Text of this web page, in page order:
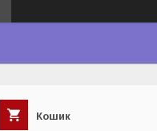
Кошик